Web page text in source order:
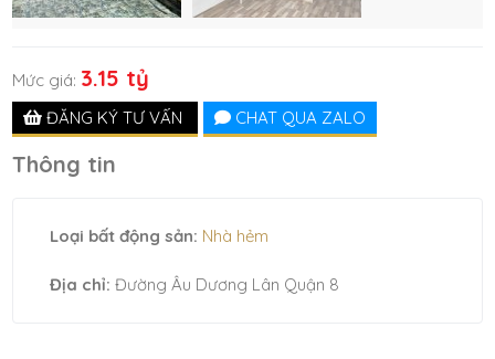
Mức giá: 3.15 tỷ
ĐĂNG KÝ TƯ VẤN CHAT QUA ZALO
Thông tin
Loại bất động sản: Nhà hẻm
Địa chỉ:Đường Âu Dương Lân Quận 8